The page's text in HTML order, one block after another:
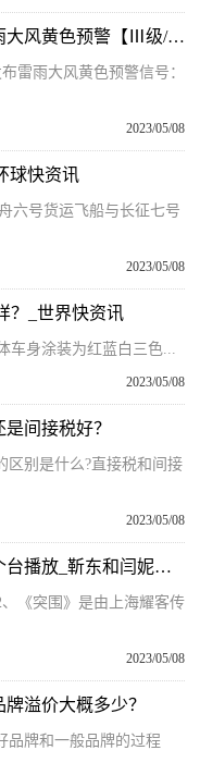
全球球精选！三亚市气象台发布雷雨大风黄色预警【Ⅲ级/较重】【2023-05-08】
雷雨大风黄色预警信号：
2023/05/08
球快资讯
六号货运飞船与长征七号
2023/05/08
？_世界快资讯
车身涂装为红蓝白三色...
2023/05/08
间接税好？
区别是什么?直接税和间接
2023/05/08
焦点关注：靳东和闫妮的新剧在哪个台播放_靳东和闫妮的新剧叫什么
《突围》是由上海耀客传
2023/05/08
溢价大概多少？
品牌和一般品牌的过程